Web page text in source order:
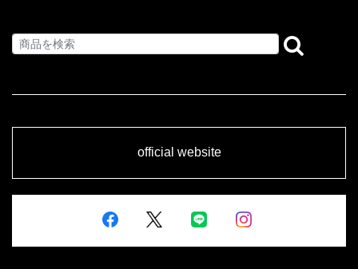
official website